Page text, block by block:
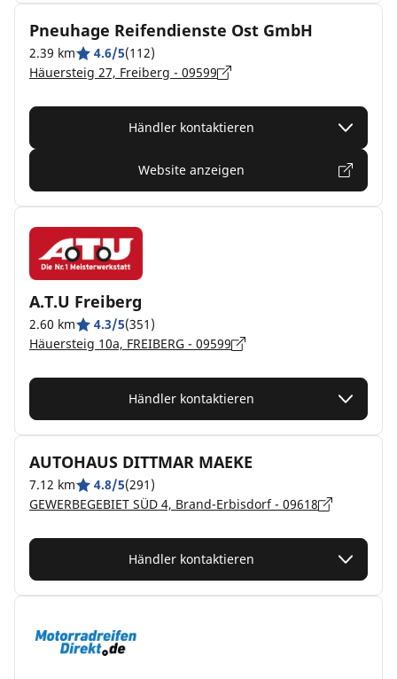
Pneuhage Reifendienste Ost GmbH
2.39 km 4.6/5(112)
Häuersteig 27, Freiberg - 09599
Händler kontaktieren
Website anzeigen
A.T.U Freiberg
2.60 km 4.3/5(351)
Häuersteig 10a, FREIBERG - 09599
Händler kontaktieren
AUTOHAUS DITTMAR MAEKE
7.12 km 4.8/5(291)
GEWERBEGEBIET SÜD 4, Brand-Erbisdorf - 09618
Händler kontaktieren